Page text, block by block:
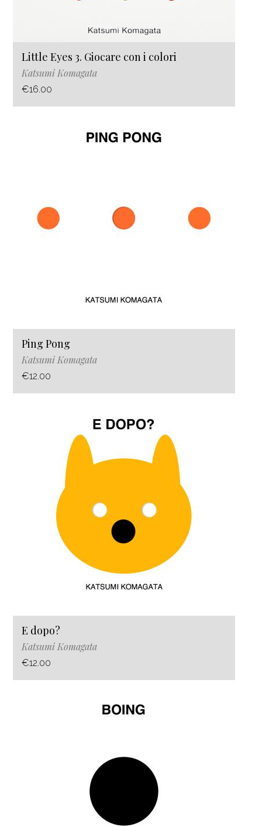
Little Eyes 3. Giocare con i colori
Katsumi Komagata
€16.00
Ping Pong
Katsumi Komagata
€12.00
E dopo?
Katsumi Komagata
€12.00